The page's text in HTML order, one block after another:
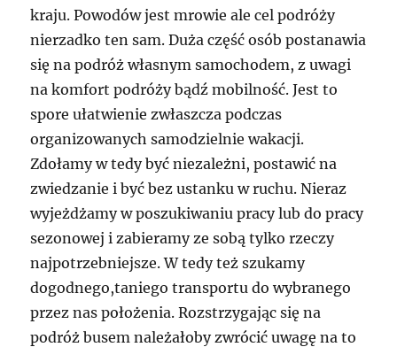
kraju. Powodów jest mrowie ale cel podróży
nierzadko ten sam. Duża część osób postanawia
się na podróż własnym samochodem, z uwagi
na komfort podróży bądź mobilność. Jest to
spore ułatwienie zwłaszcza podczas
organizowanych samodzielnie wakacji.
Zdołamy w tedy być niezależni, postawić na
zwiedzanie i być bez ustanku w ruchu. Nieraz
wyjeżdżamy w poszukiwaniu pracy lub do pracy
sezonowej i zabieramy ze sobą tylko rzeczy
najpotrzebniejsze. W tedy też szukamy
dogodnego,taniego transportu do wybranego
przez nas położenia. Rozstrzygając się na
podróż busem należałoby zwrócić uwagę na to